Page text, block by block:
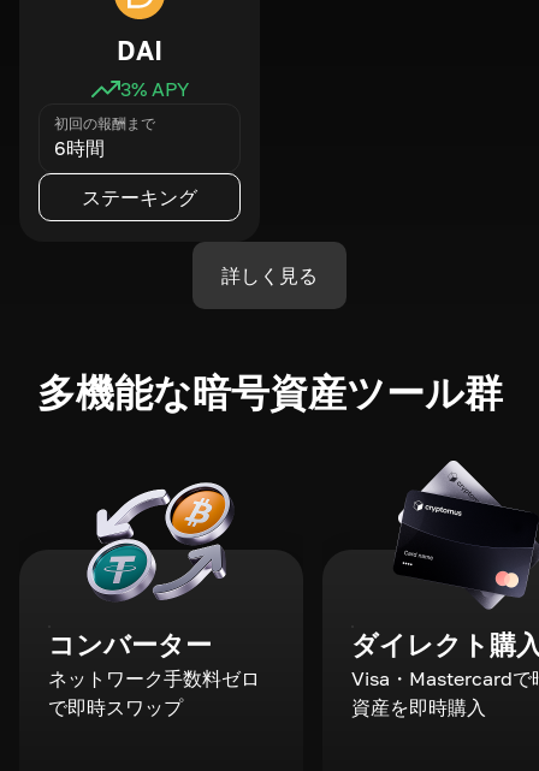
DAI
3% APY
初回の報酬まで
6時間
ステーキング
詳しく見る
多機能な暗号資産ツール群
コンバーター
ネットワーク手数料ゼロ
で即時スワップ
ダイレクト購
Visa・Mastercardで
資産を即時購入